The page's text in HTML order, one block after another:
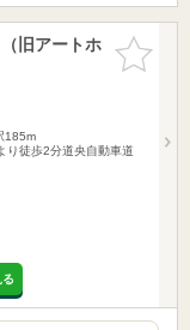
お気に入
りに追加
旧アートホ
185m
り徒歩2分道央自動車道